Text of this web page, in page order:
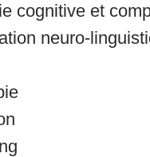
cognitive et
neuro-